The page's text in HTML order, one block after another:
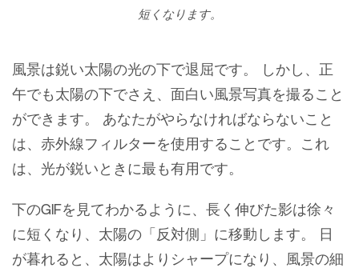
短くなります。
風景は鋭い太陽の光の下で退屈です。 しかし、正
午でも太陽の下でさえ、面白い風景写真を撮ること
ができます。 あなたがやらなければならないこと
は、赤外線フィルターを使用することです。これ
は、光が鋭いときに最も有用です。
下のGIFを見てわかるように、長く伸びた影は徐々
に短くなり、太陽の「反対側」に移動します。 日
が暮れると、太陽はよりシャープになり、風景の細